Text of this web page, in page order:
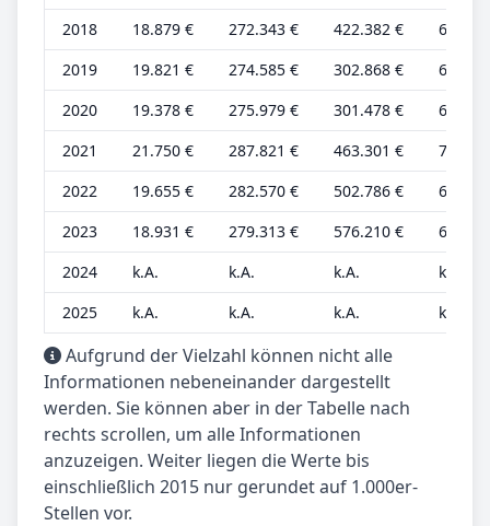
2018
18.879 € 272.343 € 422.382 €
6.090 €
2019
19.821 € 274.585 € 302.868 €
6.394 €
2020
19.378 € 275.979 € 301.478 €
6.251 €
2021
21.750 € 287.821 € 463.301 €
7.016 €
2022
19.655 € 282.570 € 502.786 €
6.340 €
2023
18.931 € 279.313 € 576.210 €
6.107 €
2024
k.A. k.A. k.A.
k.A.
2025
k.A. k.A. k.A. k.A.
Aufgrund der Vielzahl können nicht alle
Informationen nebeneinander dargestellt
werden. Sie können aber in der Tabelle nach
rechts scrollen, um alle Informationen
anzuzeigen. Weiter liegen die Werte bis
einschließlich 2015 nur gerundet auf 1.000er-
Stellen vor.